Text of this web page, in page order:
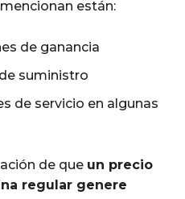
están:
de ganancia
suministro
de servicio en algunas
de que un precio
regular genere